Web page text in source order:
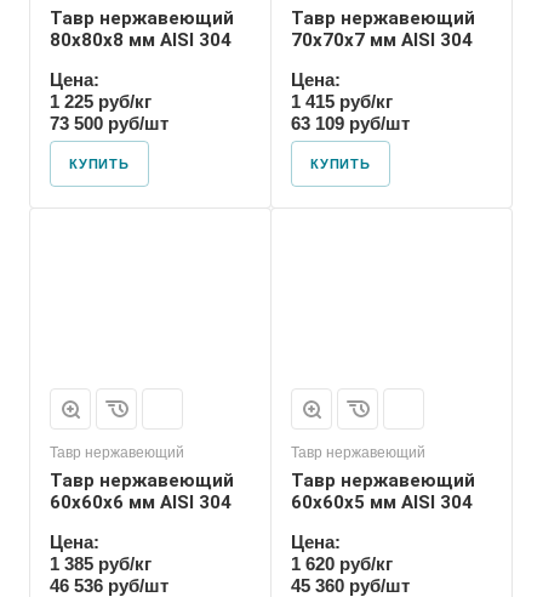
Тавр нержавеющий
80х80х8 мм AISI 304
Цена:
1 225 руб/кг
73 500 руб/шт
КУПИТЬ
Тавр нержавеющий
70х70х7 мм AISI 304
Цена:
1 415 руб/кг
63 109 руб/шт
КУПИТЬ
Тавр нержавеющий
Тавр нержавеющий
60х60х6 мм AISI 304
Цена:
1 385 руб/кг
46 536 руб/шт
Тавр нержавеющий
Тавр нержавеющий
60х60х5 мм AISI 304
Цена:
1 620 руб/кг
45 360 руб/шт